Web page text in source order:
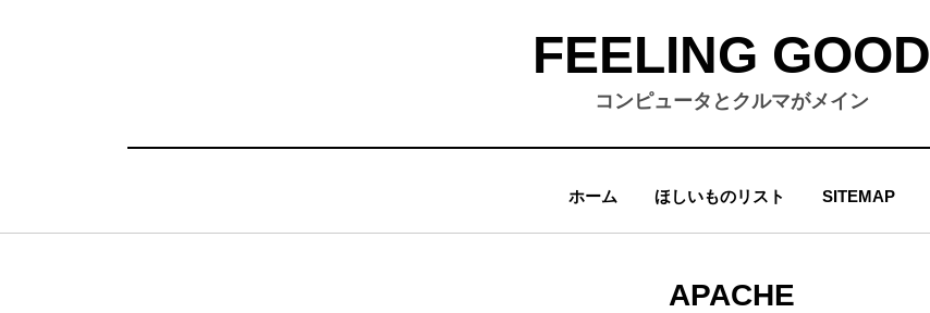
FEELING GOOD
コンピュータとクルマがメイン
ホーム ほしいものリスト SITEMAP
タグ
:
APACHE